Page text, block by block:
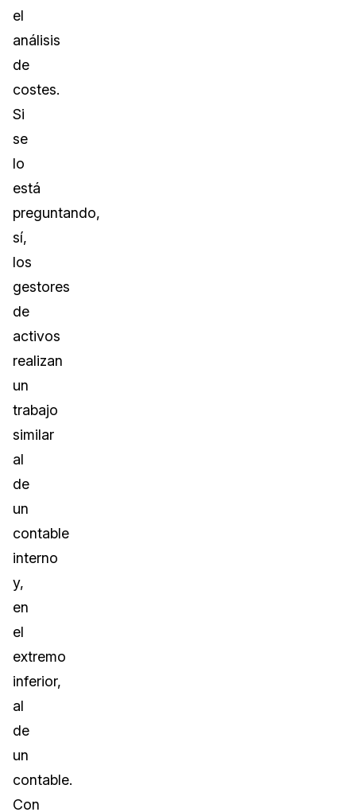
el
análisis
de
costes.
Si
se
lo
está
preguntando,
sí,
los
gestores
de
activos
realizan
un
trabajo
similar
al
de
un
contable
interno
y,
en
el
extremo
inferior,
al
de
un
contable.
Con